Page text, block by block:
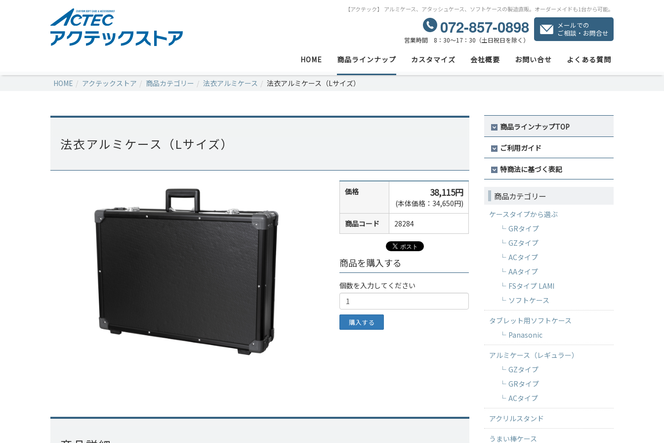
【アクテック】 アルミケース、アタッシュケース、ソフトケースの製造直販。オーダーメイドも1台から可能。
072-857-0898
営業時間 8：30～17：30（土日祝日を除く）
メールでの
ご相談・お問合せ
HOME 商品ラインナップ カスタマイズ 会社概要 お問い合せ よくある質問
HOME アクテックストア 商品カテゴリー 法衣アルミケース 法衣アルミケース（Lサイズ）
法衣アルミケース（Lサイズ）
価格 38,115円
(本体価格：34,650円)
商品コード 28284
商品を購入する
個数を入力してください
商品ラインナップTOP
ご利用ガイド
特商法に基づく表記
商品カテゴリー
ケースタイプから選ぶ
GRタイプ
GZタイプ
ACタイプ
AAタイプ
FSタイプ LAMI
ソフトケース
タブレット用ソフトケース
Panasonic
アルミケース（レギュラー）
GZタイプ
GRタイプ
ACタイプ
アクリルスタンド
うまい棒ケース